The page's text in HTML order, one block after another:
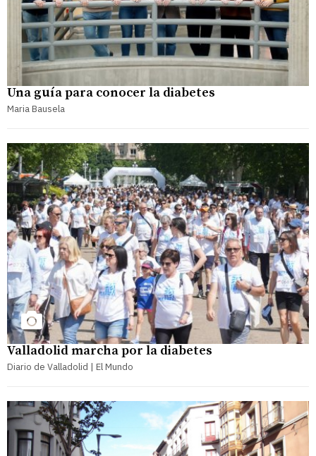
Una guía para conocer la diabetes
Maria Bausela
Valladolid marcha por la diabetes
Diario de Valladolid | El Mundo